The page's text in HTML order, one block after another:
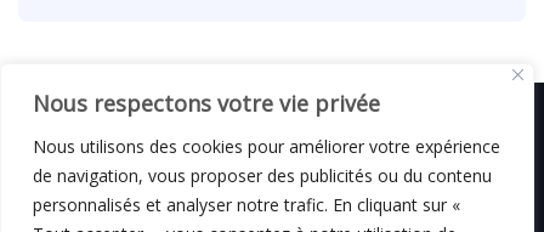
Nous respectons votre vie privée
Nous utilisons des cookies pour améliorer votre expérience
de navigation, vous proposer des publicités ou du contenu
personnalisés et analyser notre trafic. En cliquant sur «
© C i E M2026